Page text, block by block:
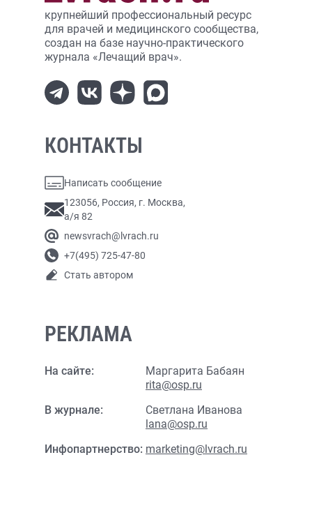
крупнейший профессиональный ресурс
для врачей и медицинского сообщества,
создан на базе научно-практического
журнала «Лечащий врач».
КОНТАКТЫ
Написать сообщение
123056, Россия, г. Москва,
а/я 82
newsvrach@lvrach.ru
+7(495) 725-47-80
Стать автором
РЕКЛАМА
На сайте:
Маргарита Бабаян
rita@osp.ru
В журнале:
Светлана Иванова
lana@osp.ru
Инфопартнерство: marketing@lvrach.ru